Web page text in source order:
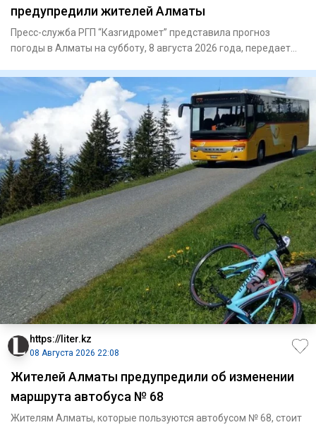
предупредили жителей Алматы
Пресс-служба РГП “Казгидромет” представила прогноз
погоды в Алматы на субботу, 8 августа 2026 года, передает
https://liter.kz
08 Августа 2026 22:08
Жителей Алматы предупредили об изменении
маршрута автобуса № 68
Жителям Алматы, которые пользуются автобусом № 68, стоит